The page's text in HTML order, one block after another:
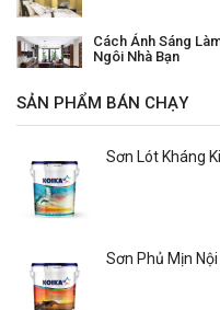
Cách Ánh Sáng
Ngôi Nhà Bạn
SẢN PHẨM BÁN CHẠY
Sơn Lót Kháng
Sơn Phủ Mịn